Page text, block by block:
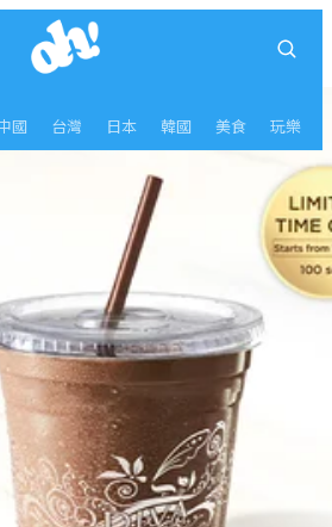
國 台灣 日本 韓國 美食 玩樂